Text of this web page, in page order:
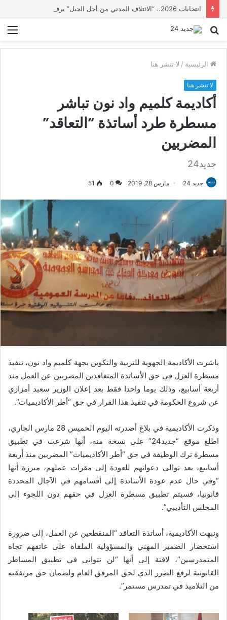
بحث
الرئيسية / لا تنشر هنا
لا تنشر هنا
أكاديمة كلميم واد نون تباشر
مسطرة طرد أساتذة “التعاقد”
المضربين
جديد24
جديد 24 مارس 28, 2019 0
51
باشرت الأكاديمة الجهوية للتربية والتكوين بجهة كلميم واد نون، تنفيذ
مسطرة العزل في حق الأساتذة المتعاقدين المضربين عن العمل منذ
أربعة أسابيع، وذلك يوما واحدا فقط بعد إعلان الوزير سعيد أمزازي
عن شروع الحكومة في تنفيذ هذا القرار في حق “أطر الأكاديميات”.
وذكرت الأكاديمية في بلاغ أصدرته اليوم الخميس 28 مارس الجاري،
اطلع موقع “جديد24” على نسخة منه، أنها شرعت في تطبيق
مسطرة ترك الوظيفة في حق “أطر الأكاديميات” المضربين منذ أربعة
أسابيع، بعد توالي دعواتهم للعودة إلى مقرات عملهم، مبرزة أنها
“وفي حال عدم عودة الأساتذة إلى أقسامهم في الآجال المحددة
قانونيا، فسيتم تطبيق مسطرة العزل في حقهم دون اللجوء إلى
المجلس التأديبي”.
ونبهت الأكاديمية، أساتذة التعاقد “المنقطعين عن العمل، إلى ضرورة
استحضار الضمير المهني والمسؤولية الملقاة على عاتقهم تجاه
المتمدرسين”، لافتة إلى أنها “لن تتوانى في تطبيق المساطر
القانونية لرفع الضرر الذي لحق المرفق العام ولضمان حق مرتفقيه
من التلاميذ في تمدرس مستمر”.